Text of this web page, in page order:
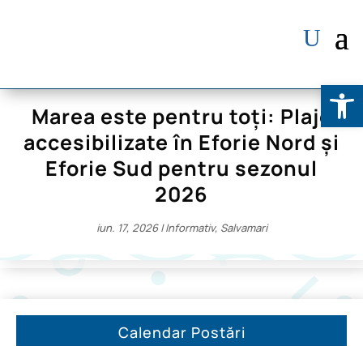
Marea este pentru toți: Plaje
accesibilizate în Eforie Nord și
Eforie Sud pentru sezonul
2026
iun. 17, 2026|Informativ, Salvamari
Calendar Postări